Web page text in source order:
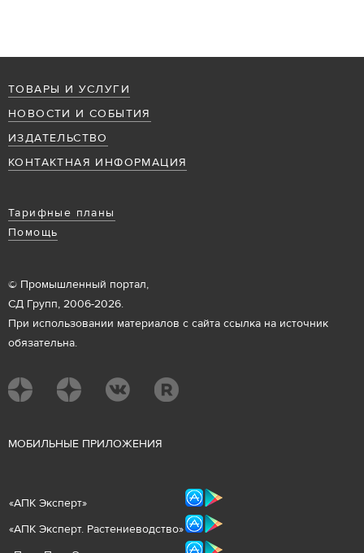
ТОВАРЫ И УСЛУГИ
НОВОСТИ И СОБЫТИЯ
ИЗДАТЕЛЬСТВО
КОНТАКТНАЯ ИНФОРМАЦИЯ
Тарифные планы
Помощь
© Промышленный портал,
СД Групп, 2006-2026.
При использовании материалов с сайта ссылка на источник
обязательна.
МОБИЛЬНЫЕ ПРИЛОЖЕНИЯ
«АПК Эксперт»
«АПК Эксперт. Растениеводство»